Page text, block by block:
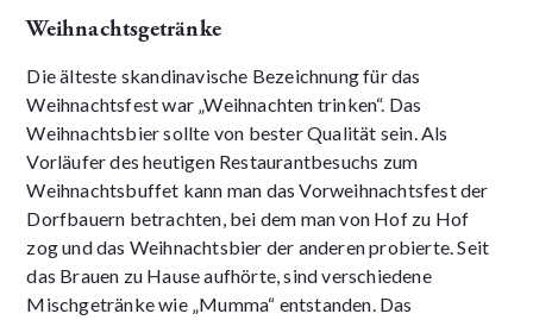
Weihnachtsgetränke
Die älteste skandinavische Bezeichnung für das
Weihnachtsfest war „Weihnachten trinken“. Das
Weihnachtsbier sollte von bester Qualität sein. Als
Vorläufer des heutigen Restaurantbesuchs zum
Weihnachtsbuffet kann man das Vorweihnachtsfest der
Dorfbauern betrachten, bei dem man von Hof zu Hof
zog und das Weihnachtsbier der anderen probierte. Seit
das Brauen zu Hause aufhörte, sind verschiedene
Mischgetränke wie „Mumma“ entstanden. Das